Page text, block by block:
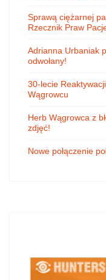
Sprawą ciężarnej
Rzecznik Praw
Adrianna Urbaniak
odwołany!
30-lecie
Wągrowcu
Herb Wągrowca z
zdjęć!
Nowe połączenie